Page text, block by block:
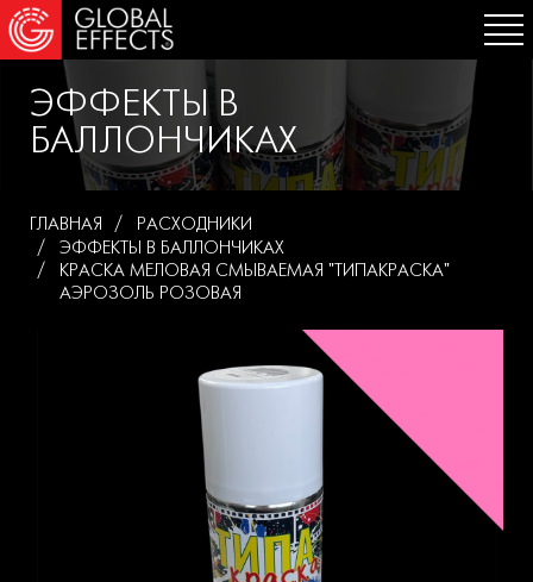
ЭФФЕКТЫ В
БАЛЛОНЧИКАХ
ГЛАВНАЯ
РАСХОДНИКИ
ЭФФЕКТЫ В БАЛЛОНЧИКАХ
КРАСКА МЕЛОВАЯ СМЫВАЕМАЯ "ТИПАКРАСКА"
АЭРОЗОЛЬ РОЗОВАЯ